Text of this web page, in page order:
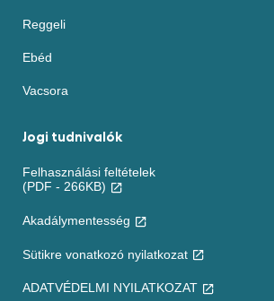
Reggeli
Ebéd
Vacsora
Jogi tudnivalók
Felhasználási feltételek
(PDF - 266KB)
Akadálymentesség
Sütikre vonatkozó nyilatkozat
ADATVÉDELMI NYILATKOZAT